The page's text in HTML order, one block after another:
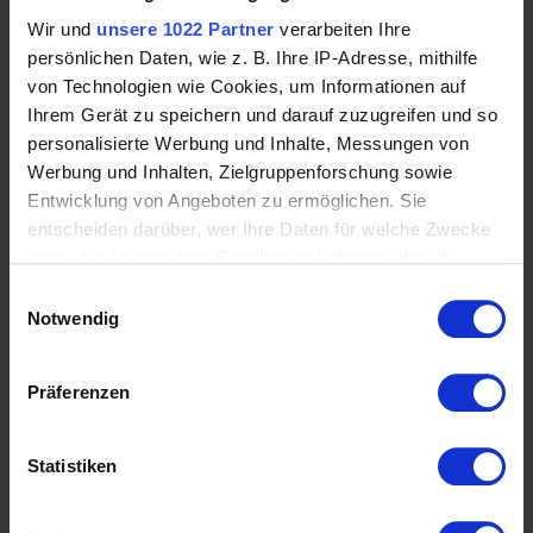
Wir und unsere 1022 Partner verarbeiten Ihre
persönlichen Daten, wie z. B. Ihre IP-Adresse, mithilfe
von Technologien wie Cookies, um Informationen auf
Ihrem Gerät zu speichern und darauf zuzugreifen und so
personalisierte Werbung und Inhalte, Messungen von
Werbung und Inhalten, Zielgruppenforschung sowie
Entwicklung von Angeboten zu ermöglichen. Sie
entscheiden darüber, wer Ihre Daten für welche Zwecke
Trigger Symbol ändern oder widerrufen
Informationen über Ihre geografische Lage
können
bestimmten Merkmalen (Fingerprinting) identifizieren
Notwendig
Präferenzen
Statistiken
INFORMATIONEN
Impressum
AGB
Datenschutz
Zahlung und Lieferung
Widerrufsrecht
Widerrufsformular
Wie bestellen?